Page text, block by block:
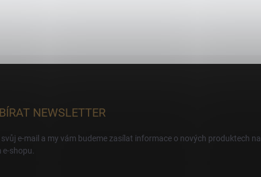
NEWSLETTER
e-mail a my vám budeme zasílat informace o nových produktech na
e-shopu.